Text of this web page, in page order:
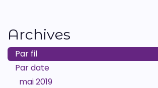
Archives
Par fil
Par date
mai 2019